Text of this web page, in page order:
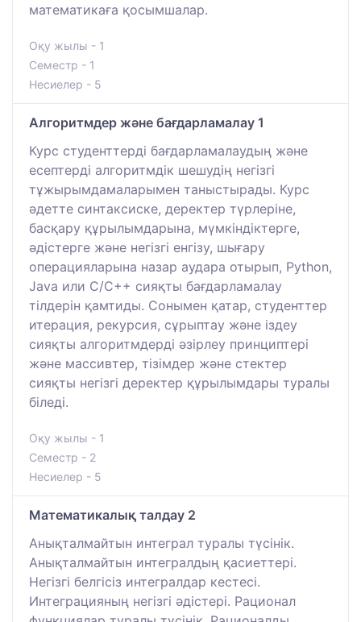
математикаға қосымшалар.
Оқу жылы - 1
Семестр - 1
Несиелер - 5
Алгоритмдер және бағдарламалау 1
Курс студенттерді бағдарламалаудың және
есептерді алгоритмдік шешудің негізгі
тұжырымдамаларымен таныстырады. Курс
әдетте синтаксиске, деректер түрлеріне,
басқару құрылымдарына, мүмкіндіктерге,
әдістерге және негізгі енгізу, шығару
операцияларына назар аудара отырып, Python,
Java или C/C++ сияқты бағдарламалау
тілдерін қамтиды. Сонымен қатар, студенттер
итерация, рекурсия, сұрыптау және іздеу
сияқты алгоритмдерді әзірлеу принциптері
және массивтер, тізімдер және стектер
сияқты негізгі деректер құрылымдары туралы
біледі.
Оқу жылы - 1
Семестр - 2
Несиелер - 5
Математикалық талдау 2
Анықталмайтын интеграл туралы түсінік.
Анықталмайтын интегралдың қасиеттері.
Негізгі белгісіз интегралдар кестесі.
Интеграцияның негізгі әдістері. Рационал